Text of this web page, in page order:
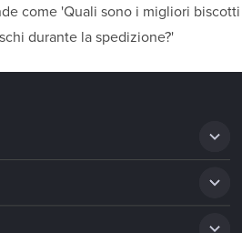
come 'Quali sono i migliori biscotti
durante la spedizione?'